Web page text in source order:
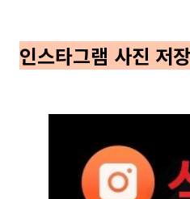
인스타그램 사진 저